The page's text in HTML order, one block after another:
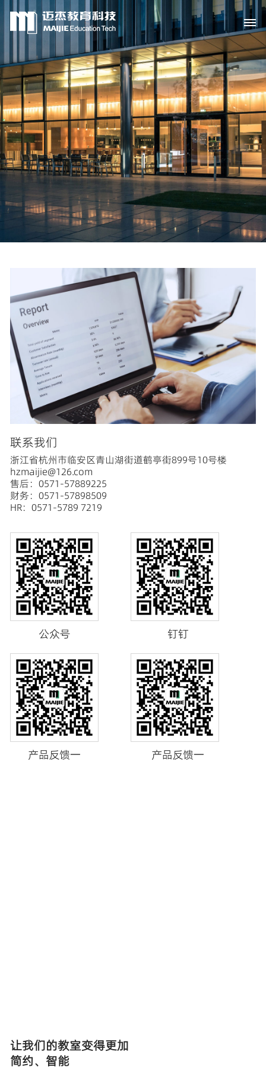
联系我们
浙江省杭州市临安区青山湖街道鹤亭街899号10号楼
hzmaijie@126.com
售后：0571-57889225
财务：0571-57898509
HR：0571-5789 7219
让我们的教室变得更加
简约、智能